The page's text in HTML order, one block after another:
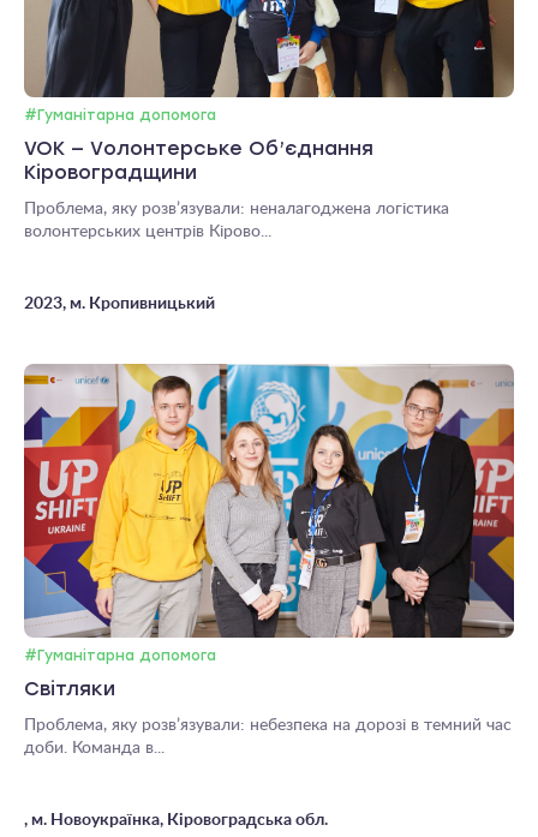
#Гуманітарна допомога
VOK — Vолонтерське Об’єднання
Кіровоградщини
Проблема, яку розв’язували: неналагоджена логістика
волонтерських центрів Кірово...
2023, м. Кропивницький
#Гуманітарна допомога
Світляки
Проблема, яку розв’язували: небезпека на дорозі в темний час
доби. Команда в...
, м. Новоукраїнка, Кіровоградська обл.